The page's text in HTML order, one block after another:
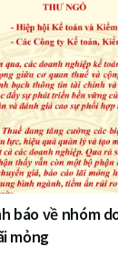
báo về nhóm
mỏng